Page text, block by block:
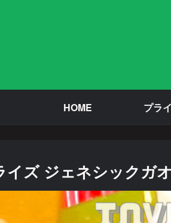
HOME プラ
イズ ジェネシックガ